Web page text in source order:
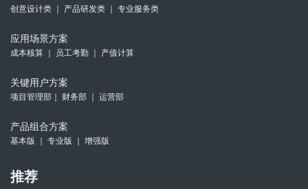
创意设计类 ｜ 产品研发类 ｜ 专业服务类
应用场景方案
成本核算 ｜ 员工考勤 ｜ 产值计算
关键用户方案
项目管理部｜ 财务部 ｜ 运营部
产品组合方案
基本版 ｜ 专业版 ｜ 增强版
推荐